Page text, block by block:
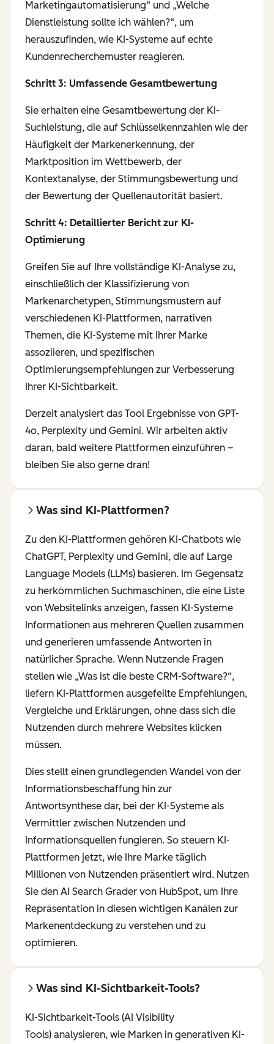
Marketingautomatisierung“ und „Welche
Dienstleistung sollte ich wählen?“, um
herauszufinden, wie KI-Systeme auf echte
Kundenrecherchemuster reagieren.
Schritt 3: Umfassende Gesamtbewertung
Sie erhalten eine Gesamtbewertung der KI-
Suchleistung, die auf Schlüsselkennzahlen wie der
Häufigkeit der Markenerkennung, der
Marktposition im Wettbewerb, der
Kontextanalyse, der Stimmungsbewertung und
der Bewertung der Quellenautorität basiert.
Schritt 4: Detaillierter Bericht zur KI-
Optimierung
Greifen Sie auf Ihre vollständige KI-Analyse zu,
einschließlich der Klassifizierung von
Markenarchetypen, Stimmungsmustern auf
verschiedenen KI-Plattformen, narrativen
Themen, die KI-Systeme mit Ihrer Marke
assoziieren, und spezifischen
Optimierungsempfehlungen zur Verbesserung
Ihrer KI-Sichtbarkeit.
Derzeit analysiert das Tool Ergebnisse von GPT-
4o, Perplexity und Gemini. Wir arbeiten aktiv
daran, bald weitere Plattformen einzuführen –
bleiben Sie also gerne dran!
Was sind KI-Plattformen?
Zu den KI-Plattformen gehören KI-Chatbots wie
ChatGPT, Perplexity und Gemini, die auf Large
Language Models (LLMs) basieren. Im Gegensatz
zu herkömmlichen Suchmaschinen, die eine Liste
von Websitelinks anzeigen, fassen KI-Systeme
Informationen aus mehreren Quellen zusammen
und generieren umfassende Antworten in
natürlicher Sprache. Wenn Nutzende Fragen
stellen wie „Was ist die beste CRM-Software?“,
liefern KI-Plattformen ausgefeilte Empfehlungen,
Vergleiche und Erklärungen, ohne dass sich die
Nutzenden durch mehrere Websites klicken
müssen.
Dies stellt einen grundlegenden Wandel von der
Informationsbeschaffung hin zur
Antwortsynthese dar, bei der KI-Systeme als
Vermittler zwischen Nutzenden und
Informationsquellen fungieren. So steuern KI-
Plattformen jetzt, wie Ihre Marke täglich
Millionen von Nutzenden präsentiert wird. Nutzen
Sie den AI Search Grader von HubSpot, um Ihre
Repräsentation in diesen wichtigen Kanälen zur
Markenentdeckung zu verstehen und zu
optimieren.
Was sind KI-Sichtbarkeit-Tools?
KI-Sichtbarkeit-Tools (AI Visibility
Tools) analysieren, wie Marken in generativen KI-